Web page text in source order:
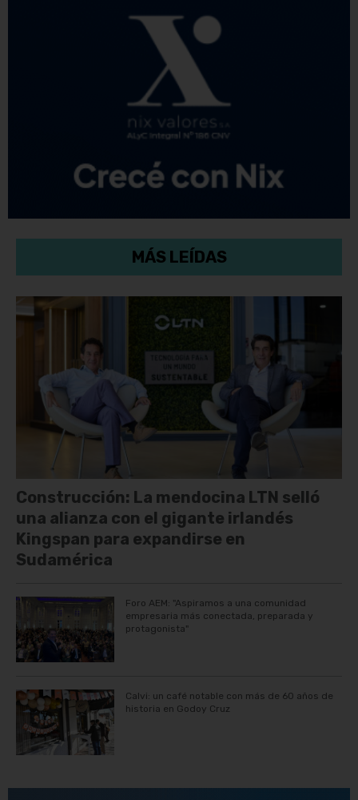
MÁS LEÍDAS
Construcción: La mendocina LTN selló
una alianza con el gigante irlandés
Kingspan para expandirse en
Sudamérica
Foro AEM: "Aspiramos a una comunidad
empresaria más conectada, preparada y
protagonista"
Calvi: un café notable con más de 60 años de
historia en Godoy Cruz